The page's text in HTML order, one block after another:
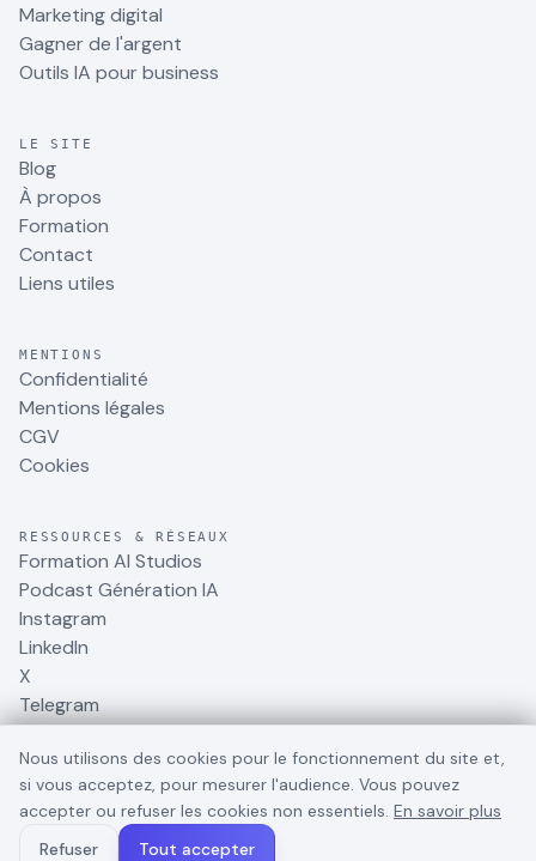
Marketing digital
Gagner de l'argent
Outils IA pour business
LE SITE
Blog
À propos
Formation
Contact
Liens utiles
MENTIONS
Confidentialité
Mentions légales
CGV
Cookies
RESSOURCES & RÉSEAUX
Formation AI Studios
Podcast Génération IA
Instagram
LinkedIn
X
Telegram
©2026BusinessDynamite
Nous utilisons des cookies pour le fonctionnement du site et,
si vous acceptez, pour mesurer l'audience. Vous pouvez
accepter ou refuser les cookies non essentiels. En savoir plus
Refuser
Tout accepter